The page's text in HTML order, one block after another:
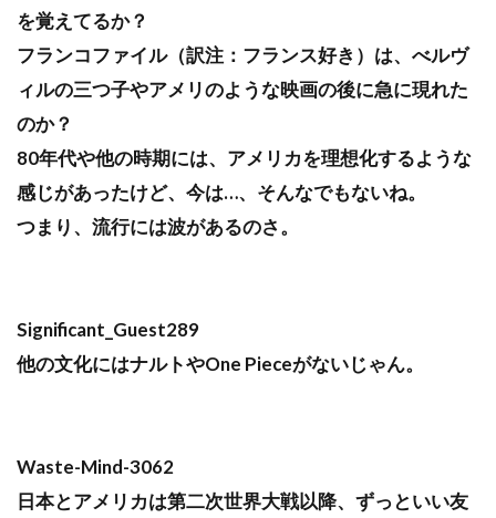
を覚えてるか？
フランコファイル（訳注：フランス好き）は、べルヴ
ィルの三つ子やアメリのような映画の後に急に現れた
のか？
80年代や他の時期には、アメリカを理想化するような
感じがあったけど、今は…、そんなでもないね。
つまり、流行には波があるのさ。
Significant_Guest289
他の文化にはナルトやOne Pieceがないじゃん。
Waste-Mind-3062
日本とアメリカは第二次世界大戦以降、ずっといい友